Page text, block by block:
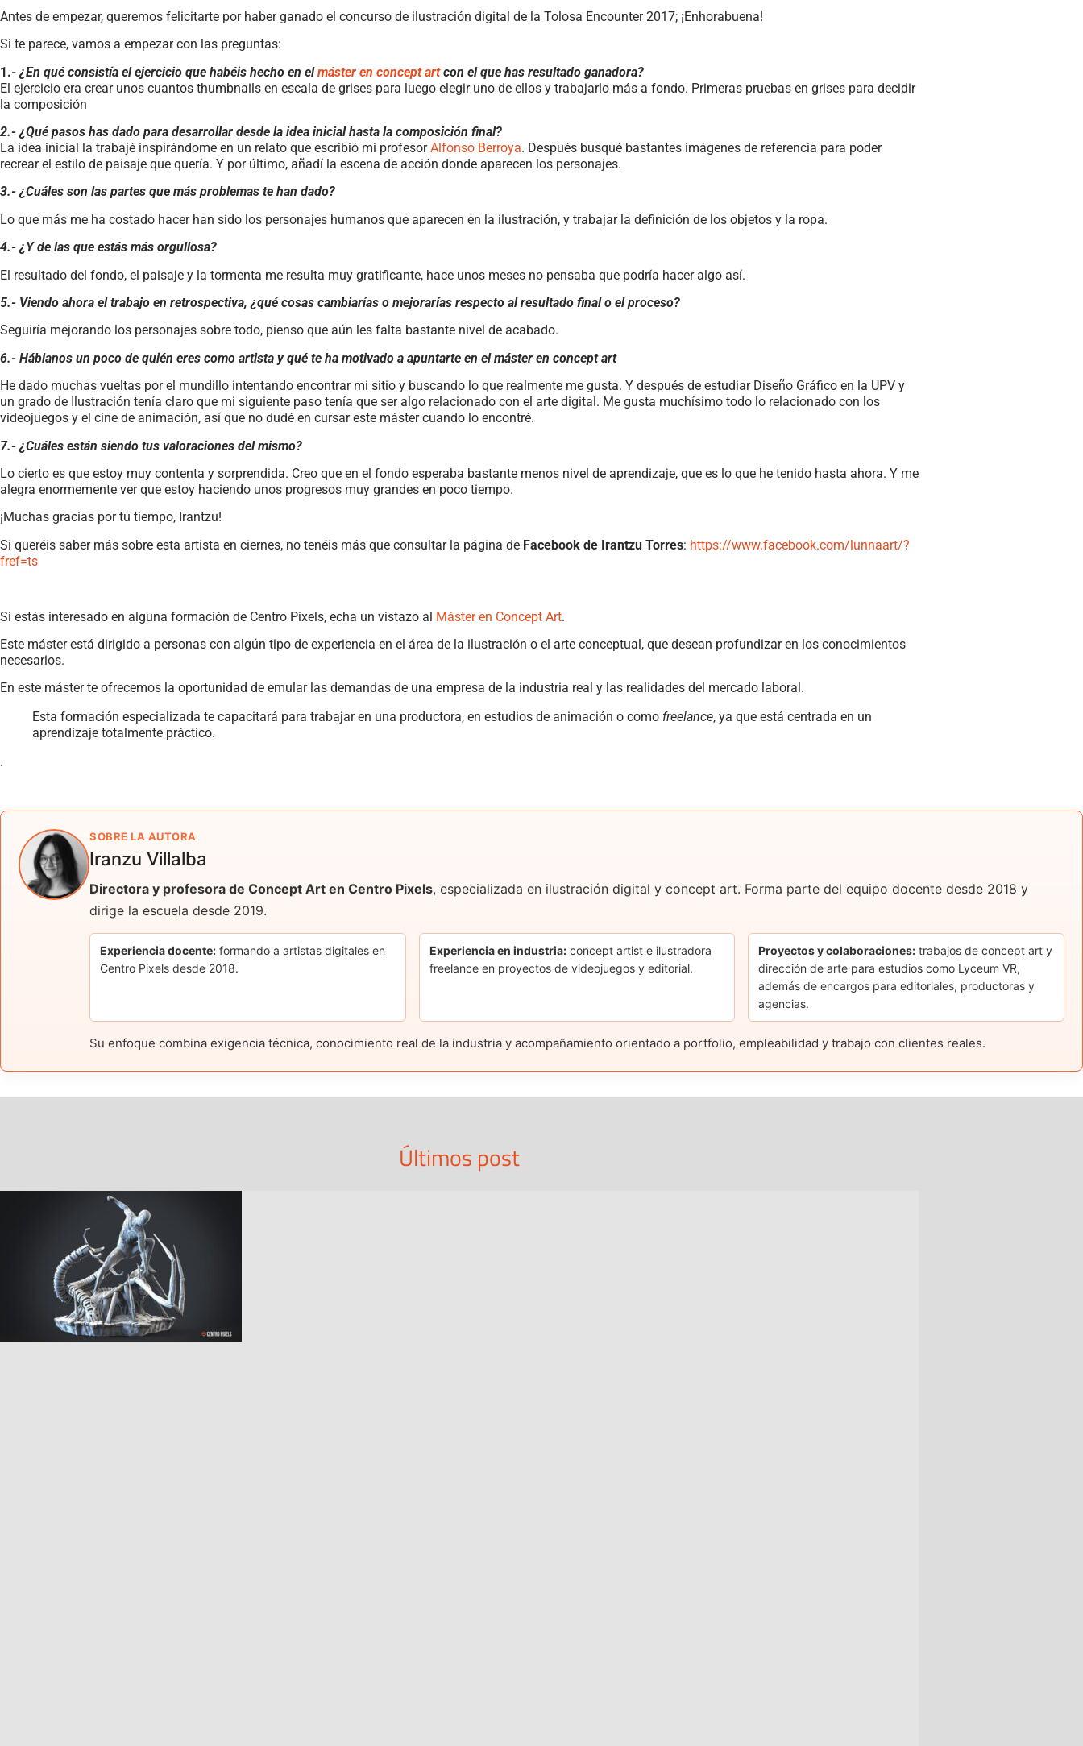
Antes de empezar, queremos felicitarte por haber ganado el concurso de ilustración digital de la Tolosa Encounter 2017; ¡Enhorabuena!
Si te parece, vamos a empezar con las preguntas:
1.- ¿En qué consistía el ejercicio que habéis hecho en elmáster en concept artcon el que has resultado ganadora?
El ejercicio era crear unos cuantos thumbnails en escala de grises para luego elegir uno de ellos y trabajarlo más a fondo. Primeras pruebas en grises para decidir
la composición
2.- ¿Qué pasos has dado para desarrollar desde la idea inicial hasta la composición final?
La idea inicial la trabajé inspirándome en un relato que escribió mi profesorAlfonso Berroya. Después busqué bastantes imágenes de referencia para poder
recrear el estilo de paisaje que quería. Y por último, añadí la escena de acción donde aparecen los personajes.
3.- ¿Cuáles son las partes que más problemas te han dado?
Lo que más me ha costado hacer han sido los personajes humanos que aparecen en la ilustración, y trabajar la definición de los objetos y la ropa.
4.- ¿Y de las que estás más orgullosa?
El resultado del fondo, el paisaje y la tormenta me resulta muy gratificante, hace unos meses no pensaba que podría hacer algo así.
5.- Viendo ahora el trabajo en retrospectiva, ¿qué cosas cambiarías o mejorarías respecto al resultado final o el proceso?
Seguiría mejorando los personajes sobre todo, pienso que aún les falta bastante nivel de acabado.
6.- Háblanos un poco de quién eres como artista y qué te ha motivado a apuntarte en el máster en concept art
He dado muchas vueltas por el mundillo intentando encontrar mi sitio y buscando lo que realmente me gusta. Y después de estudiar Diseño Gráfico en la UPV y
un grado de Ilustración tenía claro que mi siguiente paso tenía que ser algo relacionado con el arte digital. Me gusta muchísimo todo lo relacionado con los
videojuegos y el cine de animación, así que no dudé en cursar este máster cuando lo encontré.
7.- ¿Cuáles están siendo tus valoraciones del mismo?
Lo cierto es que estoy muy contenta y sorprendida. Creo que en el fondo esperaba bastante menos nivel de aprendizaje, que es lo que he tenido hasta ahora. Y me
alegra enormemente ver que estoy haciendo unos progresos muy grandes en poco tiempo.
¡Muchas gracias por tu tiempo, Irantzu!
Si queréis saber más sobre esta artista en ciernes, no tenéis más que consultar la página de Facebook de Irantzu Torres: https://www.facebook.com/lunnaart/?
fref=ts
Si estás interesado en alguna formación de Centro Pixels, echa un vistazo al Máster en Concept Art.
Este máster está dirigido a personas con algún tipo de experiencia en el área de la ilustración o el arte conceptual, que desean profundizar en los conocimientos
necesarios.
En este máster te ofrecemos la oportunidad de emular las demandas de una empresa de la industria real y las realidades del mercado laboral.
Esta formación especializada te capacitará para trabajar en una productora, en estudios de animación o como freelance, ya que está centrada en un
aprendizaje totalmente práctico.
.
SOBRE LA AUTORA
Iranzu Villalba
Directora y profesora de Concept Art en Centro Pixels, especializada en ilustración digital y concept art. Forma parte del equipo docente desde 2018 y
dirige la escuela desde 2019.
Experiencia docente: formando a artistas digitales en
Centro Pixels desde 2018.
Experiencia en industria:concept artist e ilustradora
freelance en proyectos de videojuegos y editorial.
Proyectos y colaboraciones: trabajos de concept art y
dirección de arte para estudios como Lyceum VR,
además de encargos para editoriales, productoras y
agencias.
Su enfoque combina exigencia técnica, conocimiento real de la industria y acompañamiento orientado a portfolio, empleabilidad y trabajo con clientes reales.
Últimos post